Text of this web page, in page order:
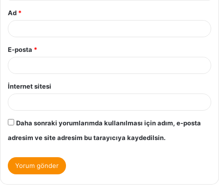
Ad *
E-posta *
İnternet sitesi
Daha sonraki yorumlarımda kullanılması için adım, e-posta
adresim ve site adresim bu tarayıcıya kaydedilsin.